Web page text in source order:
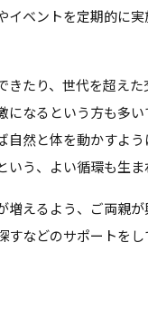
イベントを定期的に
きたり、世代を超え
になるという方も多い
自然と体を動かすよ
いう、よい循環も生ま
増えるよう、ご両親
すなどのサポートを